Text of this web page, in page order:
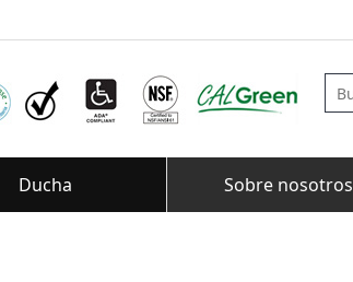
Ducha Sobre nosotros